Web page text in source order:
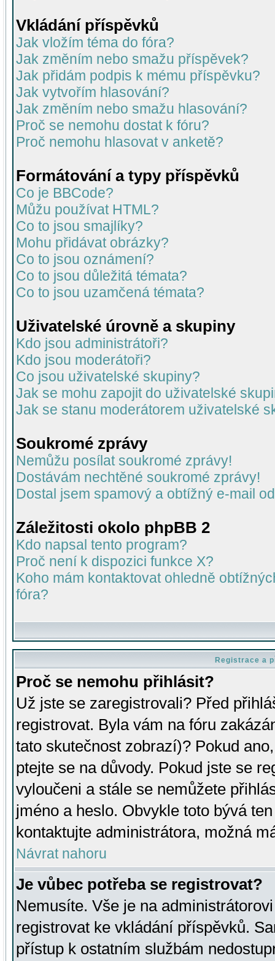
Vkládání příspěvků
Jak vložím téma do fóra?
Jak změním nebo smažu příspěvek?
Jak přidám podpis k mému příspěvku?
Jak vytvořím hlasování?
Jak změním nebo smažu hlasování?
Proč se nemohu dostat k fóru?
Proč nemohu hlasovat v anketě?
Formátování a typy příspěvků
Co je BBCode?
Můžu používat HTML?
Co to jsou smajlíky?
Mohu přidávat obrázky?
Co to jsou oznámení?
Co to jsou důležitá témata?
Co to jsou uzamčená témata?
Uživatelské úrovně a skupiny
Kdo jsou administrátoři?
Kdo jsou moderátoři?
Co jsou uživatelské skupiny?
Jak se mohu zapojit do uživatelské
Jak se stanu moderátorem uživatelské
Soukromé zprávy
Nemůžu posílat soukromé zprávy!
Dostávám nechtěné soukromé zprávy!
Dostal jsem spamový a obtížný e-mail
Záležitosti okolo phpBB 2
Kdo napsal tento program?
Proč není k dispozici funkce X?
Koho mám kontaktovat ohledně
fóra?
Registrace a
Proč se nemohu přihlásit?
Už jste se zaregistrovali? Před
registrovat. Byla vám na fóru
tato skutečnost zobrazí)? Pokud
ptejte se na důvody. Pokud jste se
vyloučeni a stále se nemůžete
jméno a heslo. Obvykle toto bývá
kontaktujte administrátora, možná
Návrat nahoru
Je vůbec potřeba se registrovat?
Nemusíte. Vše je na
registrovat ke vkládání příspěvků.
přístup k ostatním službám